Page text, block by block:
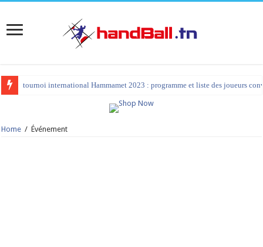
tournoi international Hammamet 2023 : programme et liste des joueurs
Home / Événement